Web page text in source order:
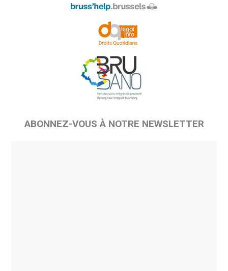
ABONNEZ-VOUS À NOTRE NEWSLETTER